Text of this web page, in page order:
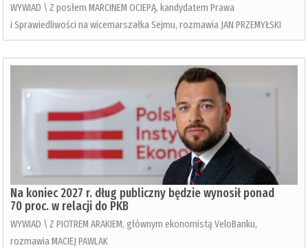
WYWIAD \ Z posłem MARCINEM OCIEPĄ, kandydatem Prawa
i Sprawiedliwości na wicemarszałka Sejmu, rozmawia JAN PRZEMYŁSKI
Na koniec 2027 r. dług publiczny będzie wynosił ponad
70 proc. w relacji do PKB
WYWIAD \ Z PIOTREM ARAKIEM, głównym ekonomistą VeloBanku,
rozmawia MACIEJ PAWLAK